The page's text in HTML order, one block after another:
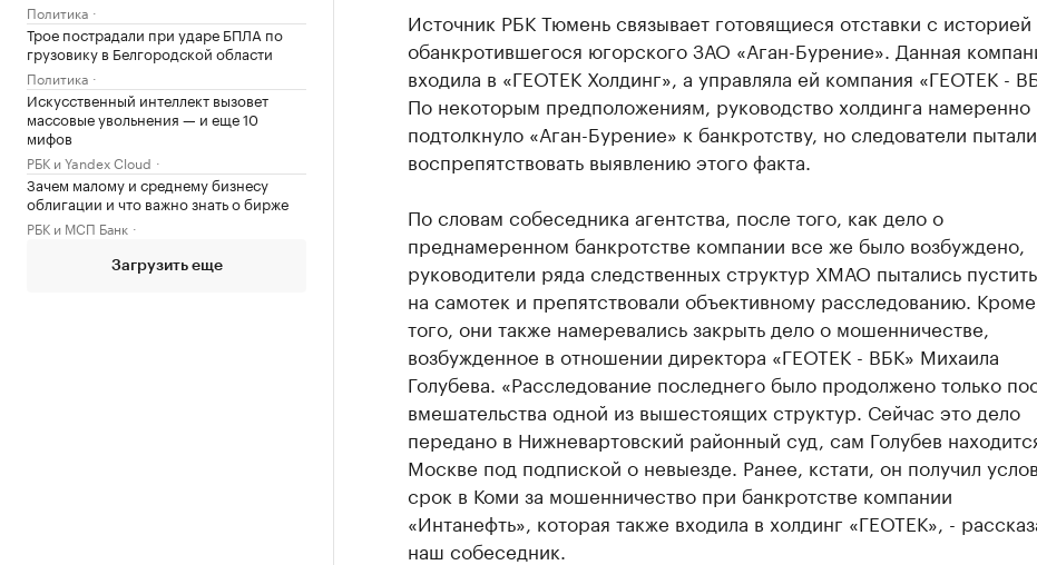
Политика
Трое пострадали при ударе БПЛА по
грузовику в Белгородской области
Политика
Искусственный интеллект вызовет
массовые увольнения — и еще 10
мифов
РБК и Yandex Cloud
Зачем малому и среднему бизнесу
облигации и что важно знать о бирже
РБК и МСП Банк
Загрузить еще
Источник РБК Тюмень связывает готовящиеся отставки с историей
обанкротившегося югорского ЗАО «Аган-Бурение». Данная
входила в «ГЕОТЕК Холдинг», а управляла ей компания «ГЕОТЕК -
По некоторым предположениям, руководство холдинга намеренно
подтолкнуло «Аган-Бурение» к банкротству, но следователи
воспрепятствовать выявлению этого факта.
По словам собеседника агентства, после того, как дело о
преднамеренном банкротстве компании все же было возбуждено,
руководители ряда следственных структур ХМАО пытались
на самотек и препятствовали объективному расследованию. Кроме
того, они также намеревались закрыть дело о мошенничестве,
возбужденное в отношении директора «ГЕОТЕК - ВБК» Михаила
Голубева. «Расследование последнего было продолжено только
вмешательства одной из вышестоящих структур. Сейчас это дело
передано в Нижневартовский районный суд, сам Голубев
Москве под подпиской о невыезде. Ранее, кстати, он получил
срок в Коми за мошенничество при банкротстве компании
«Интанефть», которая также входила в холдинг «ГЕОТЕК», -
наш собеседник.